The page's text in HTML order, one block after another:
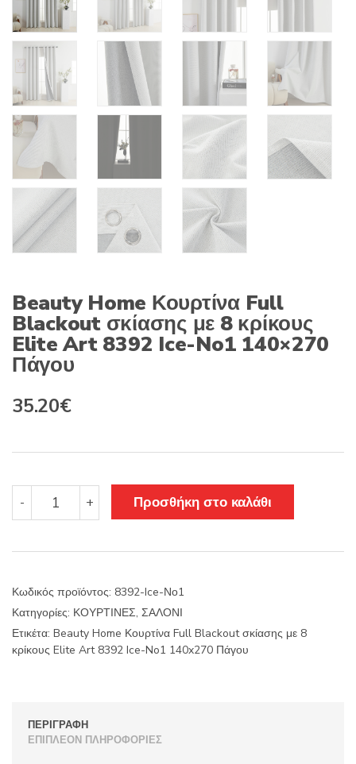
Beauty Home Κουρτίνα Full
Blackout σκίασης με 8 κρίκους
Elite Art 8392 Ice-No1 140×270
Πάγου
Original
44.00€.
35.20€Η
είναι:
35.20€.
-
Beauty
Home
με
8
κρίκους
Elite
No1
140x270
+ Προσθήκη στο καλάθι
Κωδικός προϊόντος: 8392-Ice-Νο1
Κατηγορίες: ΚΟΥΡΤΙΝΕΣ, ΣΑΛΟΝΙ
Ετικέτα: Beauty Home Κουρτίνα Full Blackout σκίασης με 8
κρίκους Elite Art 8392 Ice-No1 140x270 Πάγου
ΠΕΡΙΓΡΑΦΉ
ΕΠΙΠΛΈΟΝ ΠΛΗΡΟΦΟΡΊΕΣ